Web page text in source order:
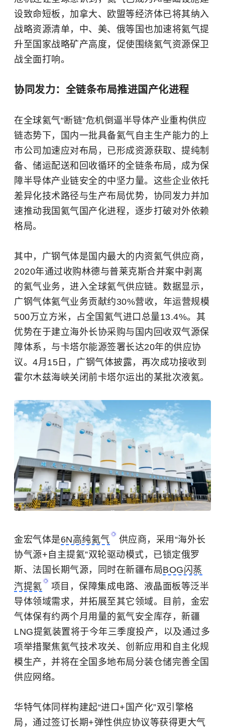
设致命短板，加拿大、欧盟等经济体已将其纳入
战略资源清单，中、美、俄等国也加速将氦气提
升至国家战略矿产高度，促使围绕氦气资源保卫
战全面打响。
协同发力：全链条布局推进国产化进程
在全球氦气“断链”危机倒逼半导体产业重构供应
链态势下，国内一批具备氦气自主生产能力的上
市公司加速应对布局，已形成资源获取、提纯制
备、储运配送和回收循环的全链条布局，成为保
障半导体产业链安全的中坚力量。这些企业依托
差异化技术路径与生产布局优势，协同发力并加
速推动我国氦气国产化进程，逐步打破对外依赖
格局。
其中，广钢气体是国内最大的内资氦气供应商，
2020年通过收购林德与普莱克斯合并案中剥离
的氦气业务，进入全球氦气供应链。数据显示，
广钢气体氦气业务贡献约30%营收，年运营规模
500万立方米，占全国氦气进口总量13.4%。其
优势在于建立海外长协采购与国内回收双气源保
障体系，与卡塔尔能源签署长达20年的供应协
议。4月15日，广钢气体披露，再次成功接收到
霍尔木兹海峡关闭前卡塔尔运出的某批次液氦。
金宏气体是6N高纯氦气
供应商，采用“海外长
协气源+自主提氦”双轮驱动模式，已锁定俄罗
斯、法国长期气源，同时在新疆布局BOG闪蒸
汽提氦
项目，保障集成电路、液晶面板等泛半
导体领域需求，并拓展至其它领域。目前，金宏
气体保有约两个月用量的氦气安全库存，新疆
LNG提氦装置将于今年三季度投产，以及通过多
项举措聚焦氦气技术攻关、创新应用和自主化规
模生产，并将在全国多地布局分装仓储完善全国
供应网络。
华特气体同样构建起“进口+国产化”双引擎格
局，通过签订长期+弹性供应协议等获得更大气